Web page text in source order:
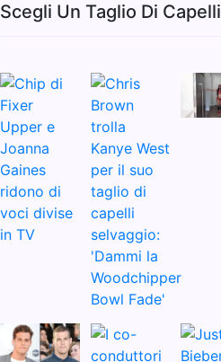
Scegli Un Taglio Di Capelli